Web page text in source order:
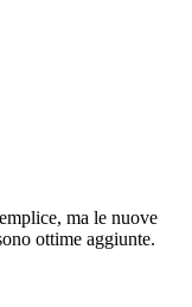
ma le nuove
ottime aggiunte.